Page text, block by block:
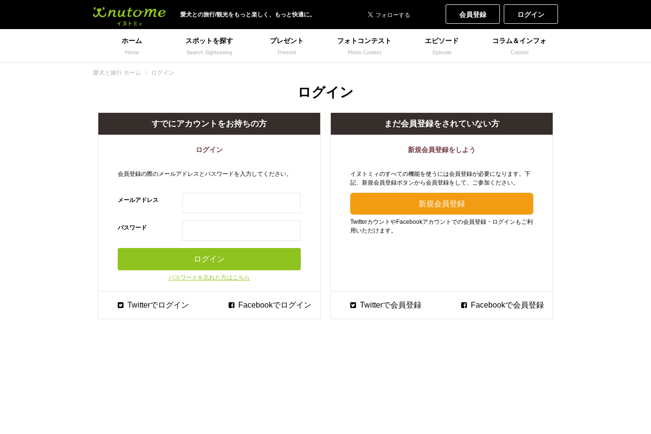
愛犬との旅行/観光をもっと楽しく、 もっと快適に。 会員登録 ログイン
ホーム
Home
スポットを探す
Search Sightseeing
プレゼント
Present
フォトコンテスト
Photo Contest
エピソード
Episode
コラム＆インフォ
Column
愛犬と旅行 ホーム ログイン
ログイン
すでにアカウントをお持ちの方
ログイン
会員登録の際のメールアドレスとパスワードを入力してください。
メールアドレス
パスワード
パスワードを忘れた方はこちら
まだ会員登録をされていない方
新規会員登録をしよう
イヌトミィのすべての機能を使うには会員登録が必要になります。下
記、新規会員登録ボタンから会員登録をして、ご参加ください。
TwitterカウントやFacebookアカウントでの会員登録・ログインもご利
用いただけます。